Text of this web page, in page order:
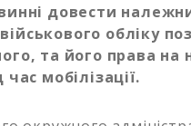
довести
обліку
та його права
мобілізації.